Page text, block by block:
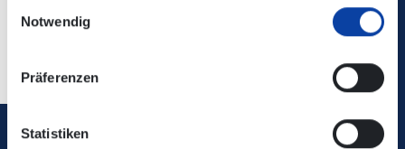
Notwendig
Präferenzen
Statistiken